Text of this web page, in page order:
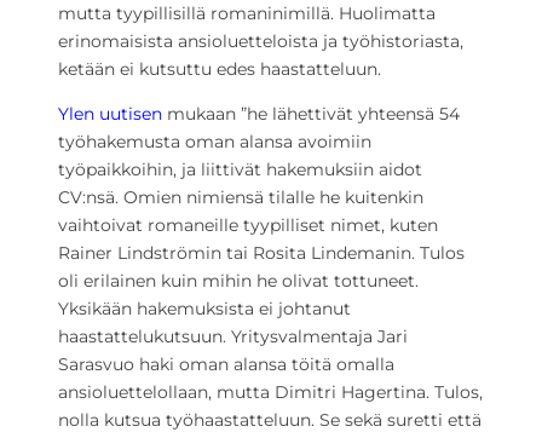
mutta tyypillisillä romaninimillä. Huolimatta
erinomaisista ansioluetteloista ja työhistoriasta,
ketään ei kutsuttu edes haastatteluun.
Ylen uutisen mukaan ”he lähettivät yhteensä 54
työhakemusta oman alansa avoimiin
työpaikkoihin, ja liittivät hakemuksiin aidot
CV:nsä. Omien nimiensä tilalle he kuitenkin
vaihtoivat romaneille tyypilliset nimet, kuten
Rainer Lindströmin tai Rosita Lindemanin. Tulos
oli erilainen kuin mihin he olivat tottuneet.
Yksikään hakemuksista ei johtanut
haastattelukutsuun. Yritysvalmentaja Jari
Sarasvuo haki oman alansa töitä omalla
ansioluettelollaan, mutta Dimitri Hagertina. Tulos,
nolla kutsua työhaastatteluun. Se sekä suretti että